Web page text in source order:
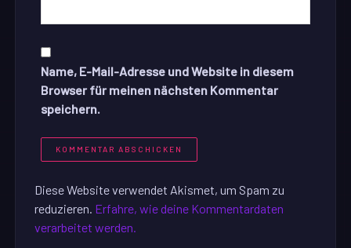
Name, E-Mail-Adresse und Website in diesem
Browser für meinen nächsten Kommentar
speichern.
Diese Website verwendet Akismet, um Spam zu
reduzieren. Erfahre, wie deine Kommentardaten
verarbeitet werden.